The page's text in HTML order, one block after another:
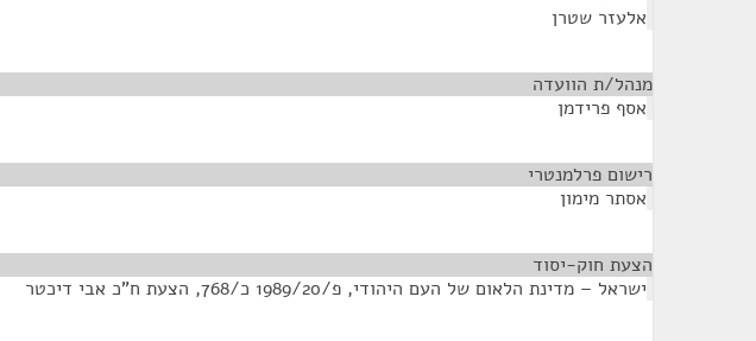
אלעזר שטרן
מנהל/ת הוועדה
אסף פרידמן
רישום פרלמנטרי
אסתר מימון
הצעת חוק-יסוד
ישראל – מדינת הלאום של העם היהודי, פ/1989/20 כ/768, הצעת ח"כ אבי דיכטר